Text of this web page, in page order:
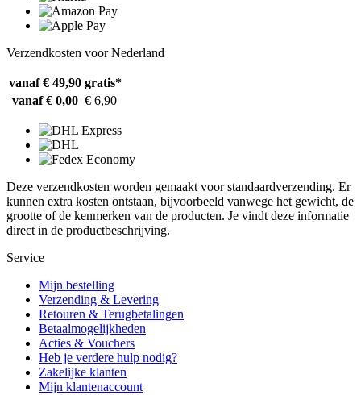
Verzendkosten voor Nederland
vanaf € 49,90 gratis*
vanaf € 0,00 € 6,90
Deze verzendkosten worden gemaakt voor standaardverzending. Er
kunnen extra kosten ontstaan, bijvoorbeeld vanwege het gewicht, de
grootte of de kenmerken van de producten. Je vindt deze informatie
direct in de productbeschrijving.
Service
Mijn bestelling
Verzending & Levering
Retouren & Terugbetalingen
Betaalmogelijkheden
Acties & Vouchers
Heb je verdere hulp nodig?
Zakelijke klanten
Mijn klantenaccount